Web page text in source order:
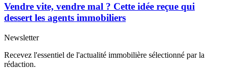
Vendre vite, vendre mal ? Cette idée reçue qui
dessert les agents immobiliers
Newsletter
Recevez l'essentiel de l'actualité immobilière sélectionné par la
rédaction.